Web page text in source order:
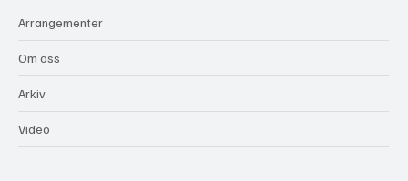
Arrangementer
Om oss
Arkiv
Video